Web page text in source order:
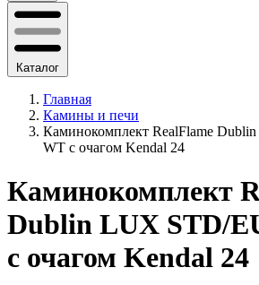
Каталог
Главная
Камины и печи
Каминокомплект RealFlame
WT с очагом Kendal 24
Каминокомплект
Dublin LUX STD/
с очагом Kendal 24